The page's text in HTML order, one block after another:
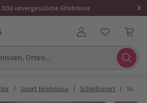
unvergessliche Erlebnisse
Benutzerkonto
Orten...
/ Sport Erlebnisse / Schießsport /